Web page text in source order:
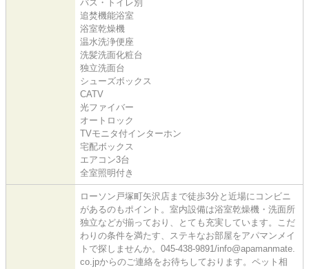
バス・トイレ別
追焚機能浴室
浴室乾燥機
温水洗浄便座
洗髪洗面化粧台
独立洗面台
シューズボックス
CATV
光ファイバー
オートロック
TVモニタ付インターホン
宅配ボックス
エアコン3台
全室照明付き
ローソン戸塚町矢沢店まで徒歩3分と近場にコンビニ
があるのもポイント。室内設備は浴室乾燥機・洗面所
独立などが揃っており、とても充実しています。こだ
わりの条件を満たす、ステキなお部屋をアパマンメイ
トで探しませんか。045-438-9891/info@apamanmate.
co.jpからのご連絡をお待ちしております。ペット相